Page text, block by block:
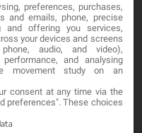
preferences, purchases,
and emails, phone, precise
and offering you services,
your devices and screens
audio, and video),
and analysing
movement study on an
consent at any time via the
preferences". These choices